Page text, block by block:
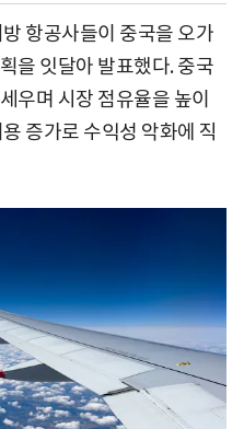
항공사들이 중국을 오가
을 잇달아 발표했다. 중국
우며 시장 점유율을 높이
증가로 수익성 악화에 직